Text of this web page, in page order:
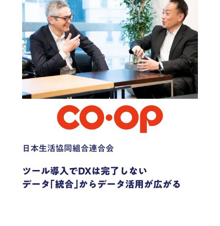
日本生活協同組合連合会
ツール導入でDXは完了しない
データ｢統合｣からデータ活用が広がる